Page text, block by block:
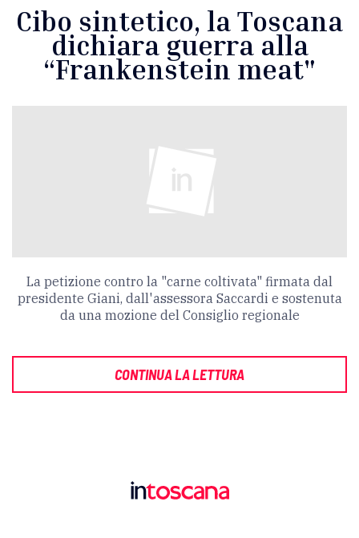
Cibo sintetico, la Toscana
dichiara guerra alla
“Frankenstein meat"
La petizione contro la "carne coltivata" firmata dal
presidente Giani, dall'assessora Saccardi e sostenuta
da una mozione del Consiglio regionale
CONTINUA LA LETTURA